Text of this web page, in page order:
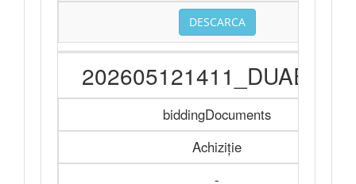
DESCARCA
202605121411_DUAE.doc
biddingDocuments
Achiziție
-